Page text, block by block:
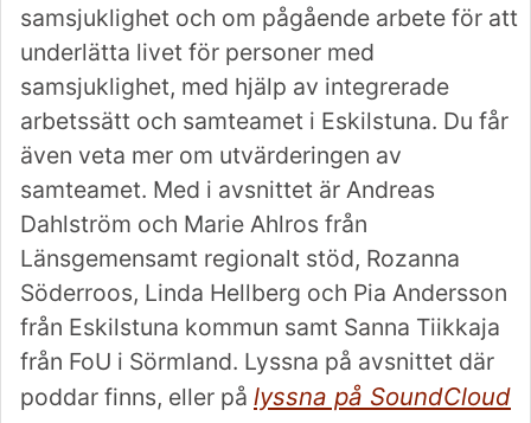
samsjuklighet och om pågående arbete för att
underlätta livet för personer med
samsjuklighet, med hjälp av integrerade
arbetssätt och samteamet i Eskilstuna. Du får
även veta mer om utvärderingen av
samteamet. Med i avsnittet är Andreas
Dahlström och Marie Ahlros från
Länsgemensamt regionalt stöd, Rozanna
Söderroos, Linda Hellberg och Pia Andersson
från Eskilstuna kommun samt Sanna Tiikkaja
från FoU i Sörmland. Lyssna på avsnittet där
poddar finns, eller på lyssna på SoundCloud